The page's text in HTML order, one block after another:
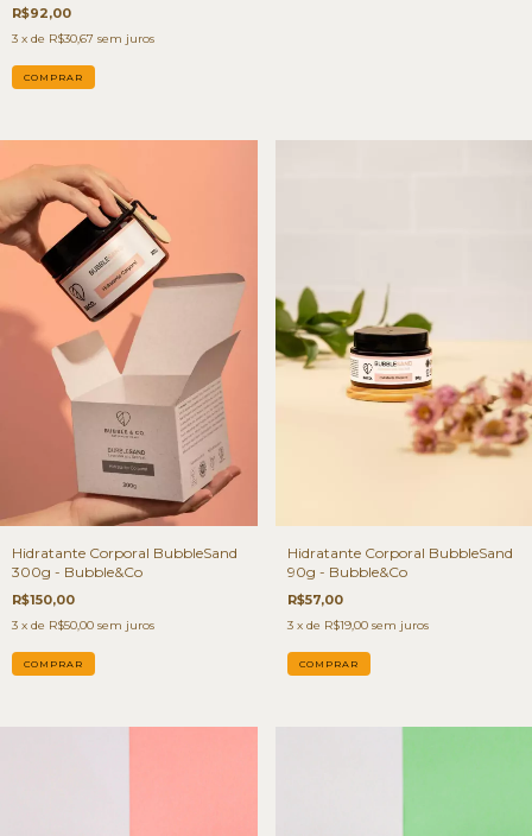
R$92,00
3 x de R$30,67 sem juros
Hidratante Corporal BubbleSand
300g - Bubble&Co
R$150,00
3 x de R$50,00 sem juros
Hidratante Corporal BubbleSand
90g - Bubble&Co
R$57,00
3 x de R$19,00 sem juros